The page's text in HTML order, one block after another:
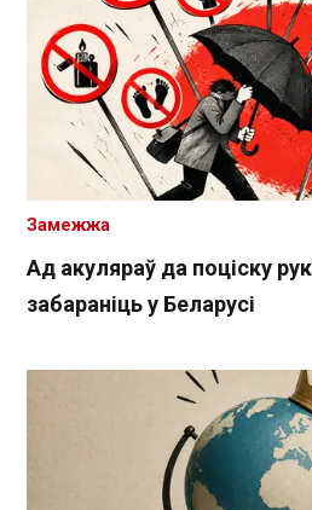
Ад акуляраў да поціску
забараніць у Беларусі
Замежжа